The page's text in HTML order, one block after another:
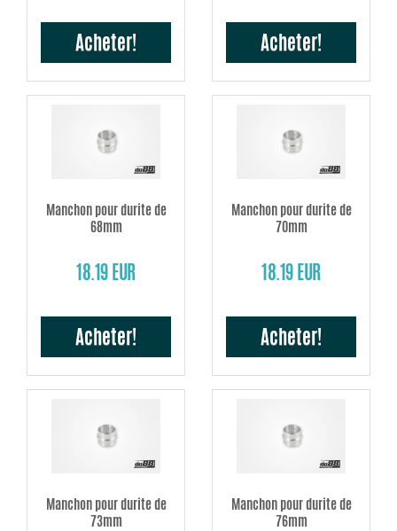
Acheter! Acheter!
Manchon pour durite de
68mm
18.19 EUR
Acheter!
Manchon pour durite de
70mm
18.19 EUR
Acheter!
Manchon pour durite de
73mm
Manchon pour durite de
76mm